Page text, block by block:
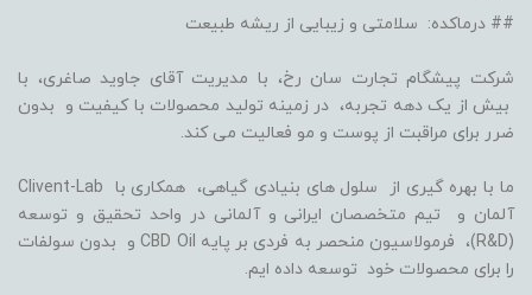
## درماکده: سلامتی و زیبایی از ریشه طبیعت
شرکت پیشگام تجارت سان رخ، با مدیریت آقای جاوید صاغری، با
بیش از یک دهه تجربه، در زمینه تولید محصولات با کیفیت و بدون
ضرر برای مراقبت از پوست و مو فعالیت می کند.
ما با بهره گیری از سلول های بنیادی گیاهی، همکاری با Clivent-Lab
آلمان و تیم متخصصان ایرانی و آلمانی در واحد تحقیق و توسعه
(R&D)، فرمولاسیون منحصر به فردی بر پایه CBD Oil و بدون سولفات
را برای محصولات خود توسعه داده ایم.